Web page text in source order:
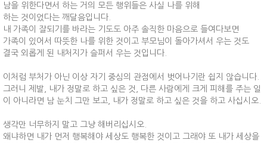
남을 위한다면서 하는 거의 모든 행위들은 사실 나를 위해
하는 것이었다는 깨달음입니다.
내 가족이 잘되기를 바라는 기도도 아주 솔직한 마음으로 들여다보면
가족이 있어서 따뜻한 나를 위한 것이고 부모님이 돌아가셔서 우는 것도
결국 외롭게 된 내처지가 슬퍼서 우는 것입니다.
이처럼 부처가 아닌 이상 자기 중심의 관점에서 벗어나기란 쉽지 않습니다.
그러니 제발, 내가 정말로 하고 싶은 것, 다른 사람에게 크게 피해를 주는 일
이 아니라면 남 눈치 그만 보고, 내가 정말로 하고 싶은 것을 하고 사십시오.
생각만 너무하지 말고 그냥 해버리십시오.
왜냐하면 내가 먼저 행복해야 세상도 행복한 것이고 그래야 또 내가 세상을